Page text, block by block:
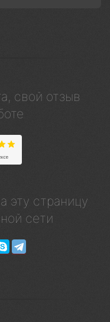
свой отзыв
эту страницу
сети